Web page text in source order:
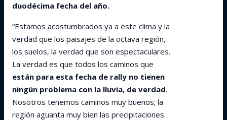
duodécima fecha del año.
“Estamos acostumbrados ya a este clima y la
verdad que los paisajes de la octava región,
los suelos, la verdad que son espectaculares.
La verdad es que todos los caminos que
están para esta fecha de rally no tienen
ningún problema con la lluvia, de verdad.
Nosotros tenemos caminos muy buenos; la
región aguanta muy bien las precipitaciones